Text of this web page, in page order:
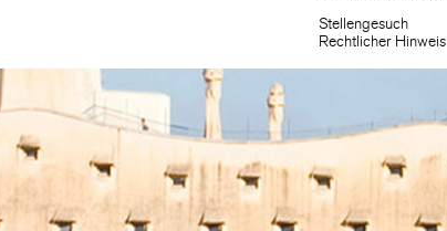
Stellengesuch
Rechtlicher Hinweis